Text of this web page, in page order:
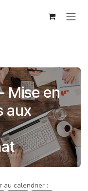
Mise en
aux
au calendrier :